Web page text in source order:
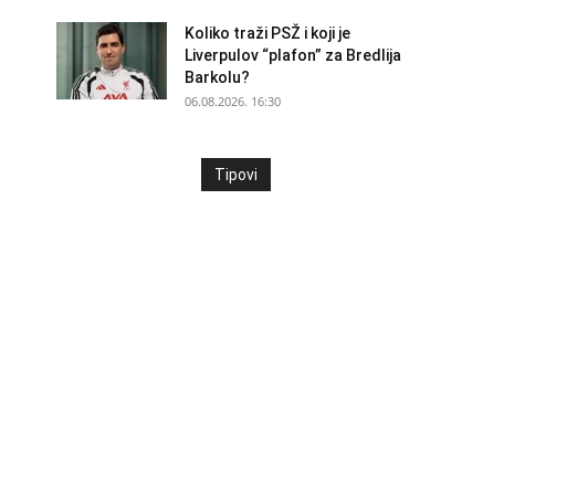
Koliko traži PSŽ i koji je
Liverpulov “plafon” za Bredlija
Barkolu?
06.08.2026. 16:30
Tipovi